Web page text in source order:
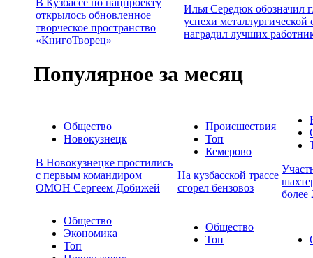
открылось обновленное
творческое пространство
«КнигоТворец»
Илья Середюк обозначил
успехи металлургической
наградил лучших
Популярное за месяц
Общество
Новокузнецк
В Новокузнецке простились
с первым командиром
ОМОН Сергеем Добижей
Происшествия
Топ
Кемерово
На кузбасской трассе
сгорел бензовоз
более
Общество
Экономика
Топ
Общество
Топ